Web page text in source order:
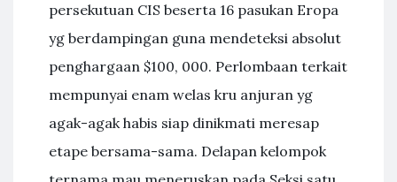
persekutuan CIS beserta 16 pasukan Eropa
yg berdampingan guna mendeteksi absolut
penghargaan $100, 000. Perlombaan terkait
mempunyai enam welas kru anjuran yg
agak-agak habis siap dinikmati meresap
etape bersama-sama. Delapan kelompok